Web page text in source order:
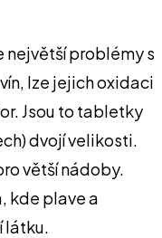
největší problémy s
lze jejich oxidaci
Jsou to tabletky
dvojí velikosti.
větší nádoby.
kde plave a
látku.